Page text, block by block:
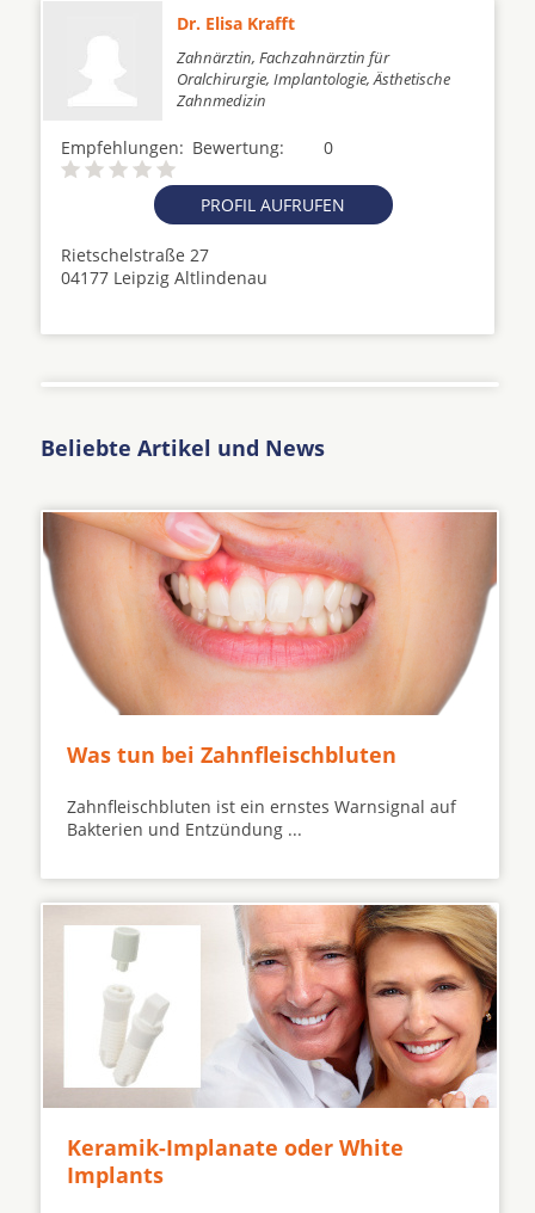
Dr. Elisa Krafft
Zahnärztin, Fachzahnärztin für
Oralchirurgie, Implantologie, Ästhetische
Zahnmedizin
Empfehlungen: 0
Bewertung:
PROFIL AUFRUFEN
Rietschelstraße 27
04177 Leipzig Altlindenau
Beliebte Artikel und News
Was tun bei Zahnfleischbluten
Zahnfleischbluten ist ein ernstes Warnsignal auf
Bakterien und Entzündung ...
Keramik-Implanate oder White
Implants